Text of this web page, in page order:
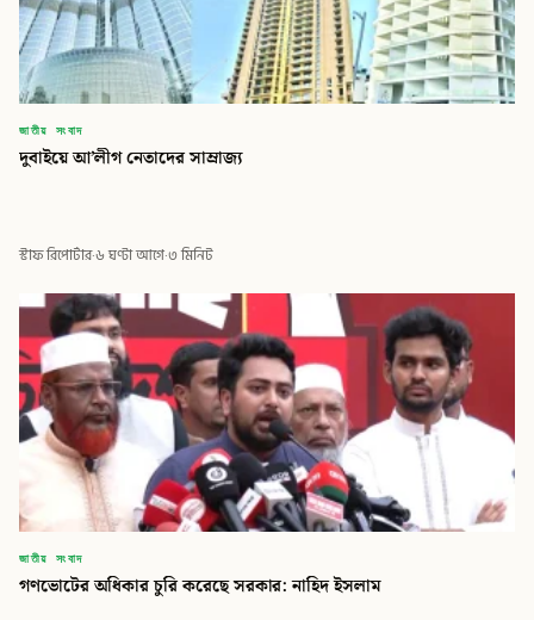
জাতীয় সংবাদ
দুবাইয়ে আ’লীগ নেতাদের সাম্রাজ্য
স্টাফ রিপোর্টার·৬ ঘণ্টা আগে·৩ মিনিট
জাতীয় সংবাদ
গণভোটের অধিকার চুরি করেছে সরকার: নাহিদ ইসলাম